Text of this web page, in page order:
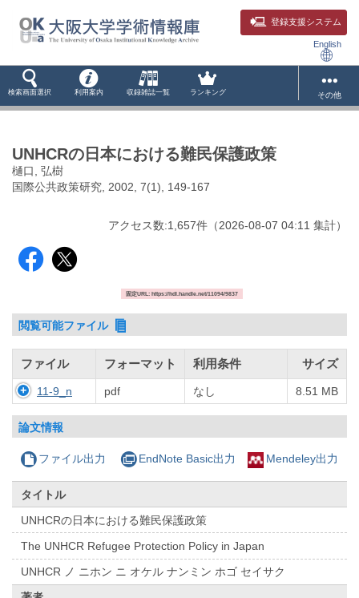
登録支援システム
English
検索画面選択 利用案内 収録雑誌一覧 ランキング その他
UNHCRの日本における難民保護政策
樋口, 弘樹
国際公共政策研究, 2002, 7(1), 149-167
アクセス数:1,657件 （2026-08-07 04:11 集計）
固定URL: https://hdl.handle.net/11094/9837
閲覧可能ファイル
ファイル フォーマット 利用条件 サイズ
11-9_n pdf なし 8.51 MB
論文情報
ファイル出力 EndNote Basic出力 Mendeley出力
タイトル
UNHCRの日本における難民保護政策
The UNHCR Refugee Protection Policy in Japan
UNHCR ノ ニホン ニ オケル ナンミン ホゴ セイサク